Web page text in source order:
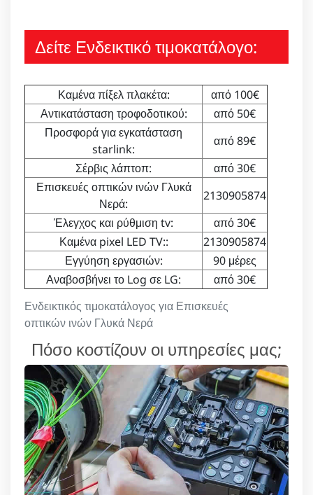
Δείτε Ενδεικτικό τιμοκατάλογο:
Ενδεικτικός τιμοκατάλογος για Επισκευές
οπτικών ινών Γλυκά Νερά
Καμένα πίξελ πλακέτα:
από 100€
Αντικατάσταση τροφοδοτικού:
από 50€
Προσφορά για εγκατάσταση
starlink:
από 89€
Σέρβις λάπτοπ:
από 30€
Επισκευές οπτικών ινών Γλυκά
Νερά:
2130905874
Έλεγχος και ρύθμιση tv:
από 30€
Καμένα pixel LED TV::
2130905874
Εγγύηση εργασιών:
90 μέρες
Αναβοσβήνει το Log σε LG:
από 30€
Πόσο κοστίζουν οι υπηρεσίες μας;